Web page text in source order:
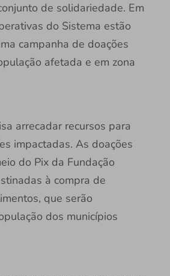
de solidariedade. Em
do Sistema estão
campanha de doações
afetada e em zona
arrecadar recursos para
impactadas. As doações
do Pix da Fundação
à compra de
que serão
dos municípios